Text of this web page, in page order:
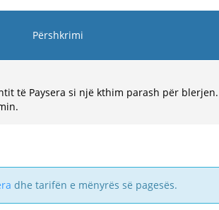
Përshkrimi
të Paysera si një kthim parash për blerjen.
dhe tarifën e mënyrës së pagesës.